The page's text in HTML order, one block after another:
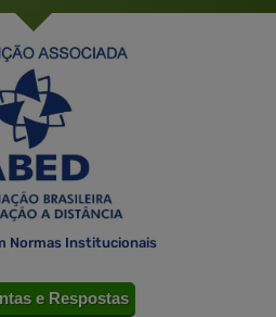
Normas Institucionais
e Respostas